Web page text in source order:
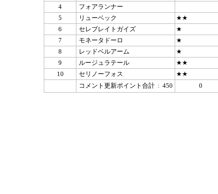
4
フォアランナー
5
リューベック
★★
6
セレブレイトガイズ
★
7
モネータドーロ
★
8
レッドベルアーム
★
9
ルージュラテール
★★
10
セリノーフォス
★★
コメント更新ポイント合計 : 450
0